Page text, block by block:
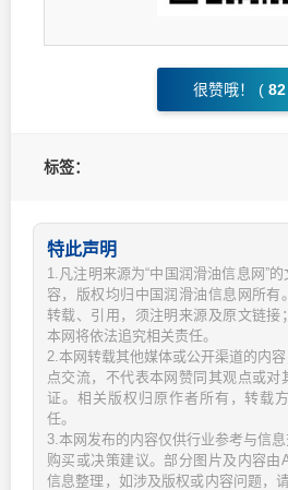
很赞哦！ ( 82
标签：
特此声明
1.凡注明来源为“中国润滑油信息网”
容，版权均归中国润滑油信息网所有
转载、引用，须注明来源及原文链接
本网将依法追究相关责任。
2.本网转载其他媒体或公开渠道的内
点交流，不代表本网赞同其观点或
证。相关版权归原作者所有，转载
任。
3.本网发布的内容仅供行业参考与信息
购买或决策建议。部分图片及内容
信息整理，如涉及版权或内容问题，